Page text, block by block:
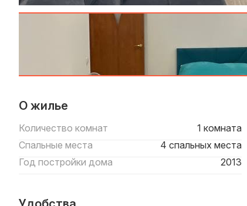
О жилье
Количество комнат
1 комната
Спальные места
4 спальных места
Год постройки дома
2013